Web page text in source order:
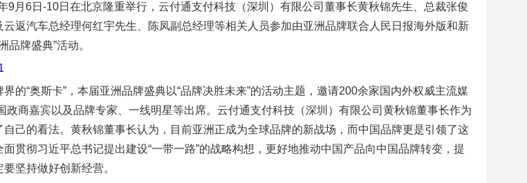
9月6日-10日在北京隆重举行，云付通支付科技（深圳）有限公司董事长黄秋锦先生、总裁张俊
返汽车总经理何红宇先生、陈凤副总经理等相关人员参加由亚洲品牌联合人民日报海外版和新
品牌盛典”活动。
的“奥斯卡”，本届亚洲品牌盛典以“品牌决胜未来”的活动主题，邀请200余家国内外权威主流媒
政商嘉宾以及品牌专家、一线明星等出席。云付通支付科技（深圳）有限公司黄秋锦董事长作为
己的看法。黄秋锦董事长认为，目前亚洲正成为全球品牌的新战场，而中国品牌更是引领了这
贯彻习近平总书记提出建设“一带一路”的战略构想，更好地推动中国产品向中国品牌转变，提
坚持做好创新经营。